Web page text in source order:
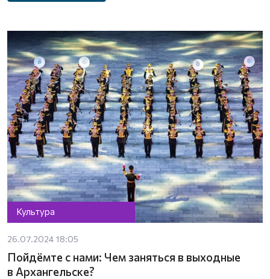
Культура
26.07.2024 18:05
Пойдёмте с нами: Чем заняться в выходные
в Архангельске?